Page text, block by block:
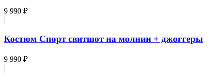
9 990 ₽
Костюм Спорт свитшот на молнии + джоггеры
9 990 ₽